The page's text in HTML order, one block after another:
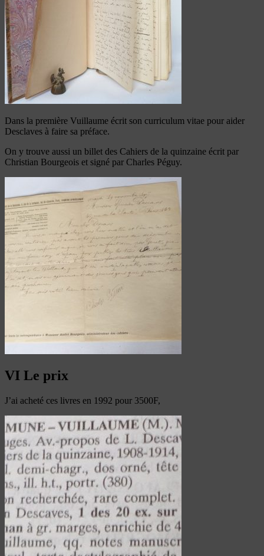
Dans la première Vuillaume écrit son curriculum vitae pour aider
Desclaves à faire sa préface.
On y trouve aussi un billet des Cahiers de la quinzaine écrit par
Christian Bourgeois et signé par Charles Péguy.
VI Le prix
J’ai acheté ces livres en 1992 pour 3500F,